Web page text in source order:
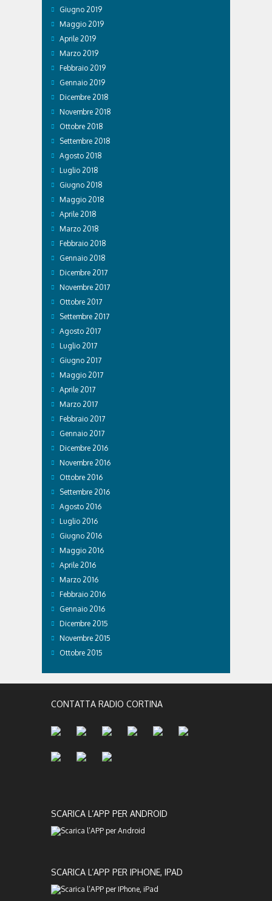
Giugno 2019
Maggio 2019
Aprile 2019
Marzo 2019
Febbraio 2019
Gennaio 2019
Dicembre 2018
Novembre 2018
Ottobre 2018
Settembre 2018
Agosto 2018
Luglio 2018
Giugno 2018
Maggio 2018
Aprile 2018
Marzo 2018
Febbraio 2018
Gennaio 2018
Dicembre 2017
Novembre 2017
Ottobre 2017
Settembre 2017
Agosto 2017
Luglio 2017
Giugno 2017
Maggio 2017
Aprile 2017
Marzo 2017
Febbraio 2017
Gennaio 2017
Dicembre 2016
Novembre 2016
Ottobre 2016
Settembre 2016
Agosto 2016
Luglio 2016
Giugno 2016
Maggio 2016
Aprile 2016
Marzo 2016
Febbraio 2016
Gennaio 2016
Dicembre 2015
Novembre 2015
Ottobre 2015
CONTATTA RADIO CORTINA
SCARICA L’APP PER ANDROID
SCARICA L’APP PER IPHONE, IPAD